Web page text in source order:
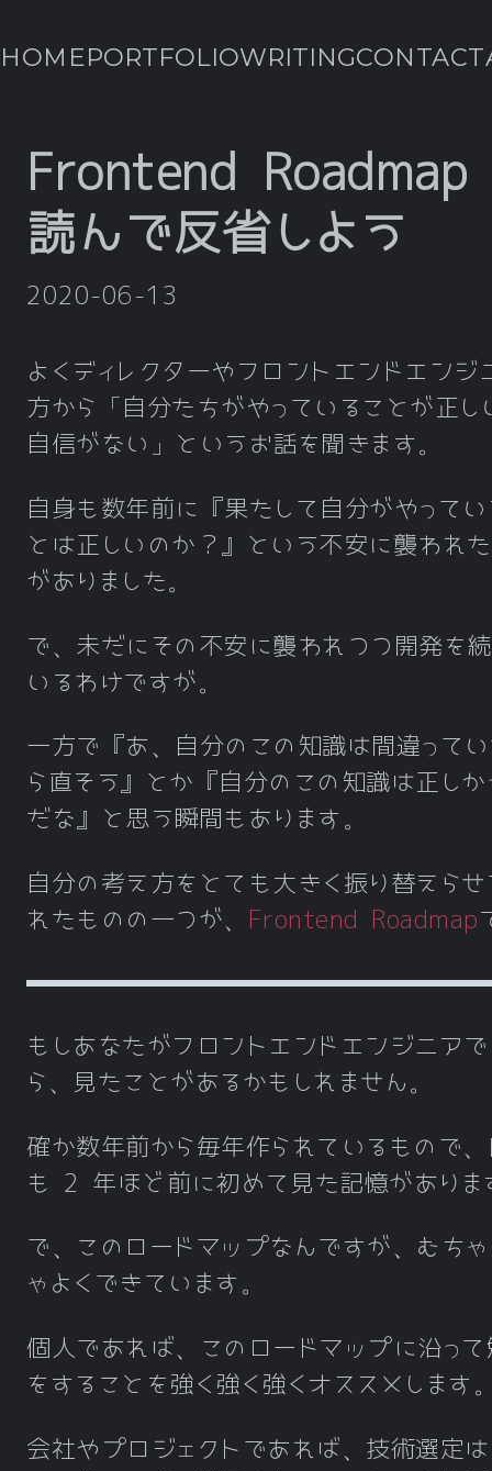
HOMEPORTFOLIOWRITINGCONTACT
Frontend Roadmap
読んで反省しよう
2020-06-13
よくディレクターやフロントエンドエンジ
方から「自分たちがやっていることが正し
自信がない」というお話を聞きます。
自身も数年前に『果たして自分がやってい
とは正しいのか？』という不安に襲われ
がありました。
で、未だにその不安に襲われつつ開発を
いるわけですが。
一方で『あ、自分のこの知識は間違って
ら直そう』とか『自分のこの知識は正しか
だな』と思う瞬間もあります。
自分の考え方をとても大きく振り替えらせ
れたものの一つが、
Frontend Roadmap
もしあなたがフロントエンドエンジニアで
ら、見たことがあるかもしれません。
確か数年前から毎年作られているもので
も 2 年ほど前に初めて見た記憶がありま
で、このロードマップなんですが、むちゃ
ゃよくできています。
個人であれば、このロードマップに沿って
をすることを強く強く強くオススメします
会社やプロジェクトであれば、技術選定